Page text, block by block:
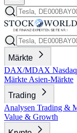
Märkte
DAX/MDAX Nasdaq
Märkte Asien-Märkte
Trading
Analysen Trading &
Value & Growth